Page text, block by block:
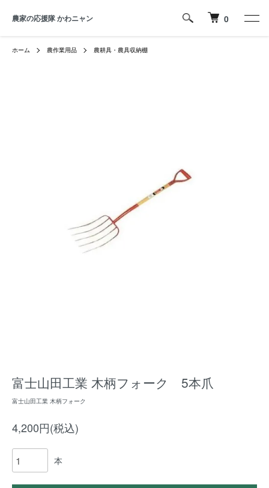
農家の応援隊 かわニャン 0
ホーム 農作業用品 農耕具・農具収納棚
富士山田工業 木柄フォーク 5本爪
富士山田工業 木柄フォーク
4,200円(税込)
本